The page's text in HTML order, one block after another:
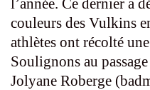
couleurs des Vulkins
athlètes ont récolté
Soulignons au
Jolyane Roberge